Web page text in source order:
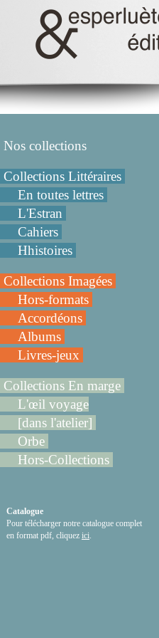
Nos collections
Collections Littéraires
En toutes lettres
L'Estran
Cahiers
Hhistoires
Collections Imagées
Hors-formats
Accordéons
Albums
Livres-jeux
Collections En marge
L'œil voyage
[dans l'atelier]
Orbe
Hors-Collections
Catalogue
Pour télécharger notre catalogue complet
en format pdf, cliquez ici.